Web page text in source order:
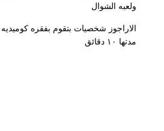
ولعبه الشوال
الاراجوز شخصيات بتقوم بفقره
مدتها ١٠ دقائق